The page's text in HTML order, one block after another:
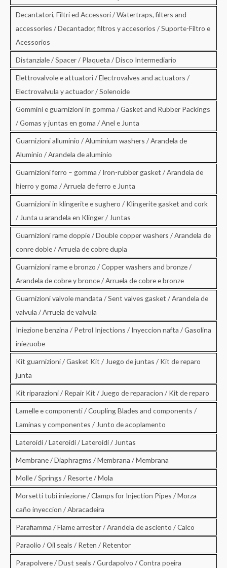
Decantatori, Filtri ed Accessori / Watertraps, filters and
accessories / Decantador, filtros y accesorios / Suporte-Filtro e
Acessorios
Distanziale / Spacer / Plaqueta / Disco Intermediario
Elettrovalvole e attuatori / Electrovalves and actuators /
Electrovalvula y actuador / Solenoide
Gommini e guarnizioni in gomma / Gasket and Rubber Packings
/ Gomas y juntas en goma / Anel e Junta
Guarnizioni alluminio / Aluminium washers / Arandela de
Aluminio / Arandela de aluminio
Guarnizioni ferro – gomma / Iron-rubber gasket / Arandela de
hierro y goma / Arruela de ferro e Junta
Guarnizioni in klingerite e sughero / Klingerite gasket and cork
/ Junta u arandela en Klinger / Juntas
Guarnizioni rame doppie / Double copper washers / Arandela de
conre doble / Arruela de cobre dupla
Guarnizioni rame e bronzo / Copper washers and bronze /
Arandela de cobre y bronce / Arruela de cobre e bronze
Guarnizioni valvole mandata / Sent valves gasket / Arandela de
valvula / Arruela de valvula
Iniezione benzina / Petrol Injections / Inyeccion nafta / Gasolina
iniezuobe
Kit guarnizioni / Gasket Kit / Juego de juntas / Kit de reparo
junta
Kit riparazioni / Repair Kit / Juego de reparacion / Kit de reparo
Lamelle e componenti / Coupling Blades and components /
Laminas y componentes / Junto de acoplamento
Lateroidi / Lateroidi / Lateroidi / Juntas
Membrane / Diaphragms / Membrana / Membrana
Molle / Springs / Resorte / Mola
Morsetti tubi iniezione / Clamps for Injection Pipes / Morza
caño inyeccion / Abracadeira
Parafiamma / Flame arrester / Arandela de asciento / Calco
Paraolio / Oil seals / Reten / Retentor
Parapolvere / Dust seals / Gurdapolvo / Contra poeira